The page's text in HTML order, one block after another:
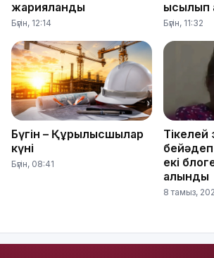
жарияланды
Бүгін, 12:14
қысылып
Бүгін, 11:32
Бүгін – Құрылысшылар
күні
Бүгін, 08:41
Тікелей
екі
алынды
8 тамыз,